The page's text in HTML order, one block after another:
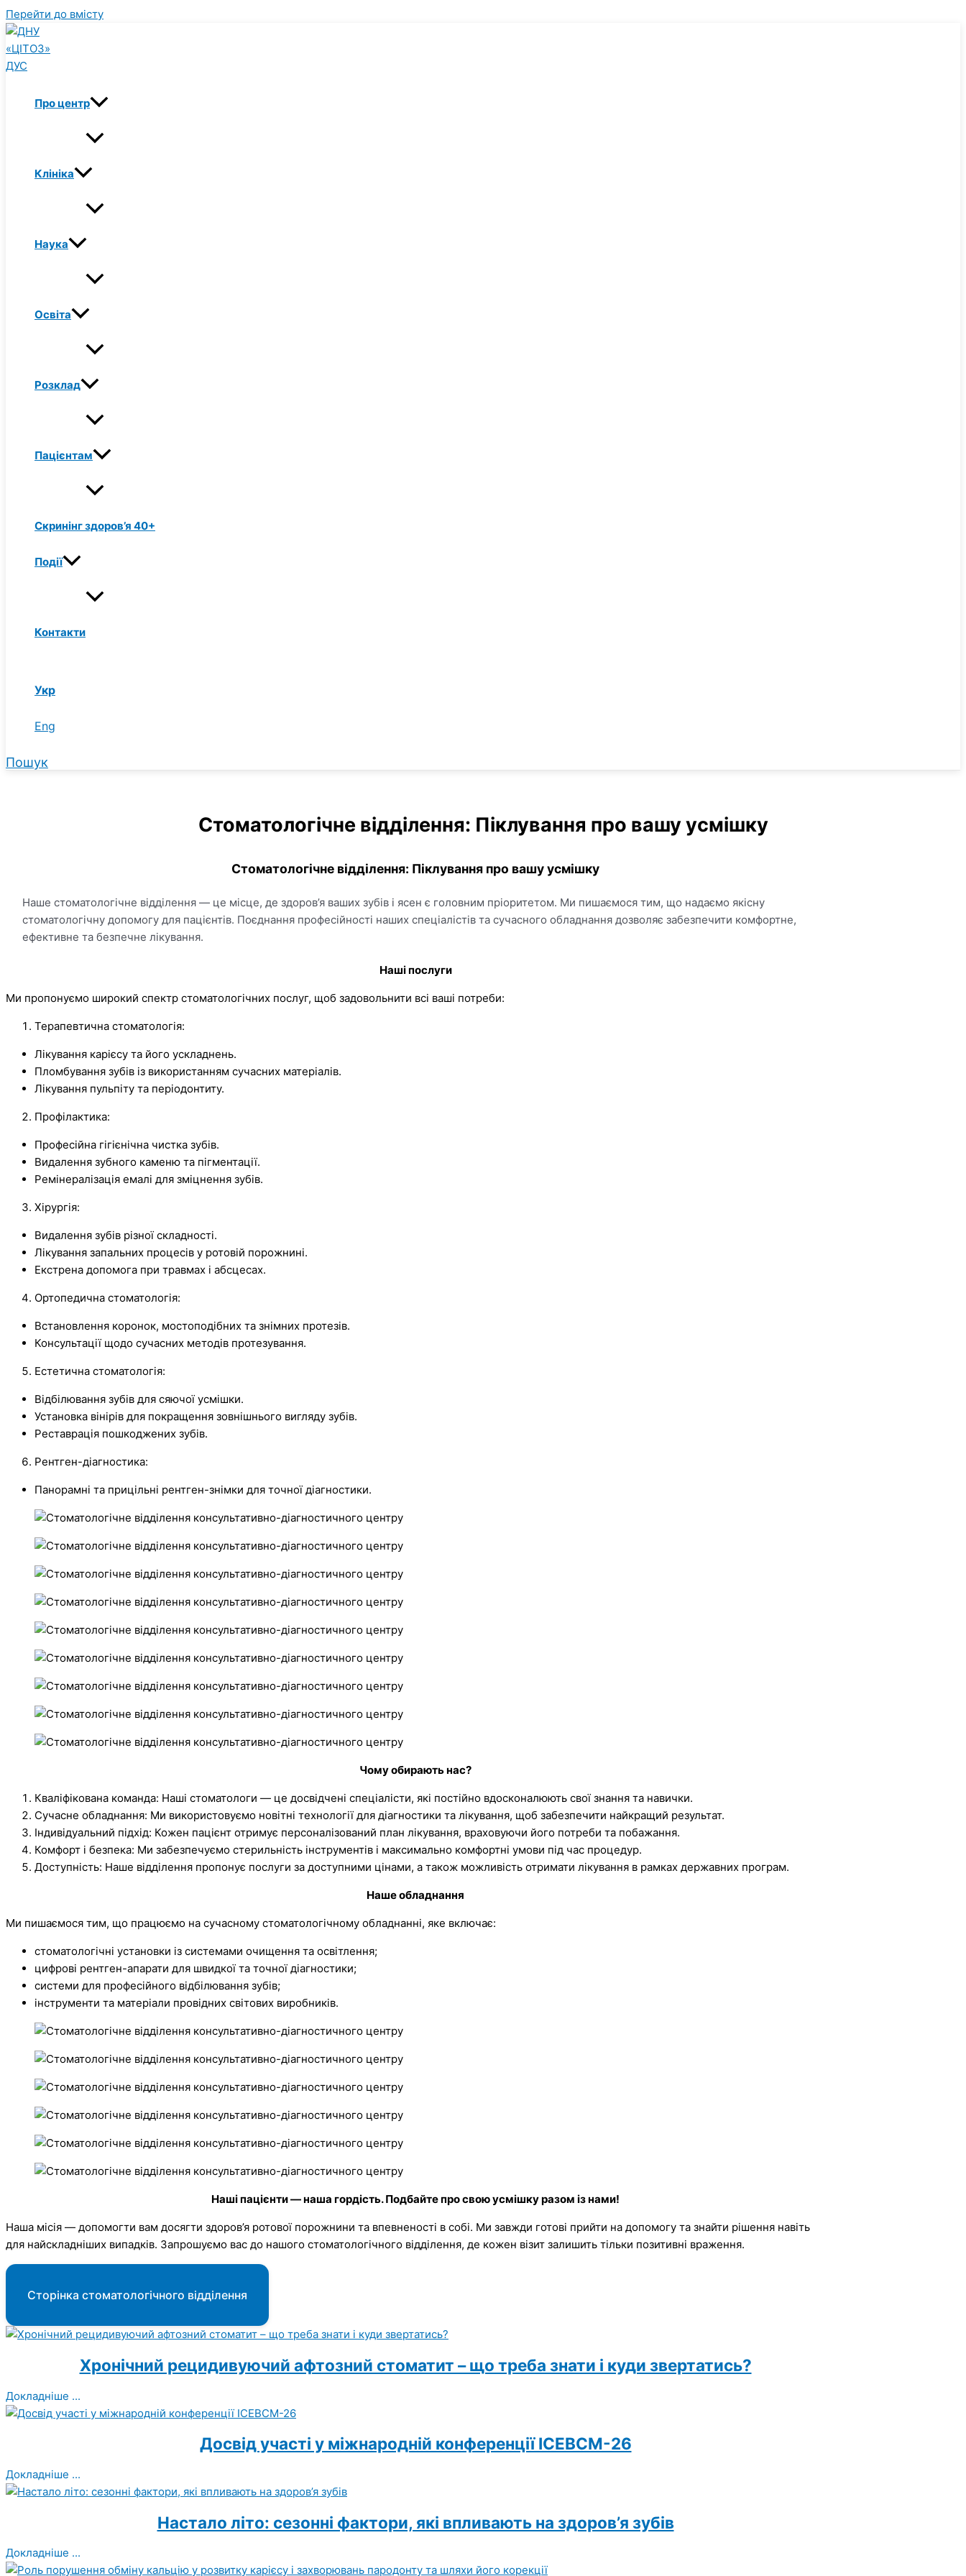
Перейти до вмісту
Про центр
Клініка
Наука
Освіта
Розклад
Пацієнтам
Скринінг здоров’я 40+
Події
Контакти
Укр
Eng
Пошук
Стоматологічне відділення: Піклування про вашу усмішку
Стоматологічне відділення: Піклування про вашу усмішку
Наше стоматологічне відділення — це місце, де здоров’я ваших зубів і ясен є головним пріоритетом. Ми пишаємося тим, що надаємо якісну
стоматологічну допомогу для пацієнтів. Поєднання професійності наших спеціалістів та сучасного обладнання дозволяє забезпечити комфортне,
ефективне та безпечне лікування.
Наші послуги
Ми пропонуємо широкий спектр стоматологічних послуг, щоб задовольнити всі ваші потреби:
Терапевтична стоматологія:
Лікування карієсу та його ускладнень.
Пломбування зубів із використанням сучасних матеріалів.
Лікування пульпіту та періодонтиту.
Профілактика:
Професійна гігієнічна чистка зубів.
Видалення зубного каменю та пігментації.
Ремінералізація емалі для зміцнення зубів.
Хірургія:
Видалення зубів різної складності.
Лікування запальних процесів у ротовій порожнині.
Екстрена допомога при травмах і абсцесах.
Ортопедична стоматологія:
Встановлення коронок, мостоподібних та знімних протезів.
Консультації щодо сучасних методів протезування.
Естетична стоматологія:
Відбілювання зубів для сяючої усмішки.
Установка вінірів для покращення зовнішнього вигляду зубів.
Реставрація пошкоджених зубів.
Рентген-діагностика:
Панорамні та прицільні рентген-знімки для точної діагностики.
Чому обирають нас?
Кваліфікована команда: Наші стоматологи — це досвідчені спеціалісти, які постійно вдосконалюють свої знання та навички.
Сучасне обладнання: Ми використовуємо новітні технології для діагностики та лікування, щоб забезпечити найкращий результат.
Індивідуальний підхід: Кожен пацієнт отримує персоналізований план лікування, враховуючи його потреби та побажання.
Комфорт і безпека: Ми забезпечуємо стерильність інструментів і максимально комфортні умови під час процедур.
Доступність: Наше відділення пропонує послуги за доступними цінами, а також можливість отримати лікування в рамках державних програм.
Наше обладнання
Ми пишаємося тим, що працюємо на сучасному стоматологічному обладнанні, яке включає:
стоматологічні установки із системами очищення та освітлення;
цифрові рентген-апарати для швидкої та точної діагностики;
системи для професійного відбілювання зубів;
інструменти та матеріали провідних світових виробників.
Наші пацієнти — наша гордість.Подбайте про свою усмішку разом із нами!
Наша місія — допомогти вам досягти здоров’я ротової порожнини та впевненості в собі. Ми завжди готові прийти на допомогу та знайти рішення навіть
для найскладніших випадків. Запрошуємо вас до нашого стоматологічного відділення, де кожен візит залишить тільки позитивні враження.
Сторінка стоматологічного відділення
Хронічний рецидивуючий афтозний стоматит – що треба знати і куди звертатись?
Докладніше ...
Досвід участі у міжнародній конференції ICEBCM-26
Докладніше ...
Настало літо: сезонні фактори, які впливають на здоров’я зубів
Докладніше ...